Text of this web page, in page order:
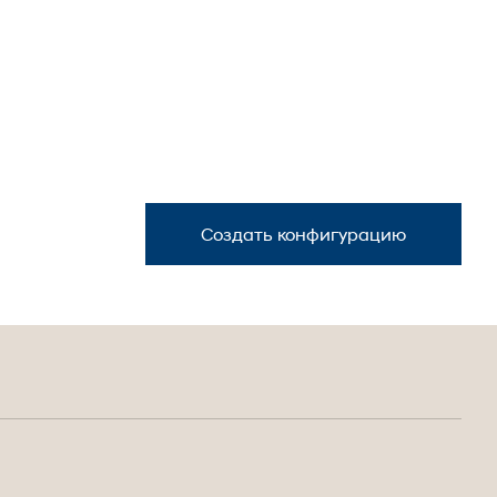
Создать конфигурацию